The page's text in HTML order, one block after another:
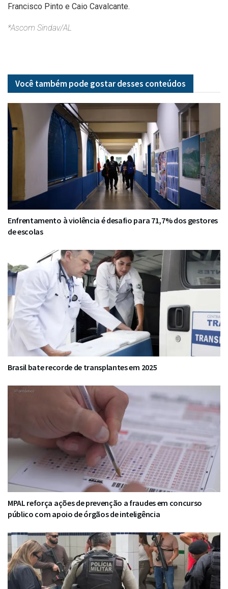
Francisco Pinto e Caio Cavalcante.
*Ascom Sindav/AL
Você também pode gostar desses conteúdos
Enfrentamento à violência é desafio para 71,7% dos gestores
de escolas
Brasil bate recorde de transplantes em 2025
MPAL reforça ações de prevenção a fraudes em concurso
público com apoio de órgãos de inteligência